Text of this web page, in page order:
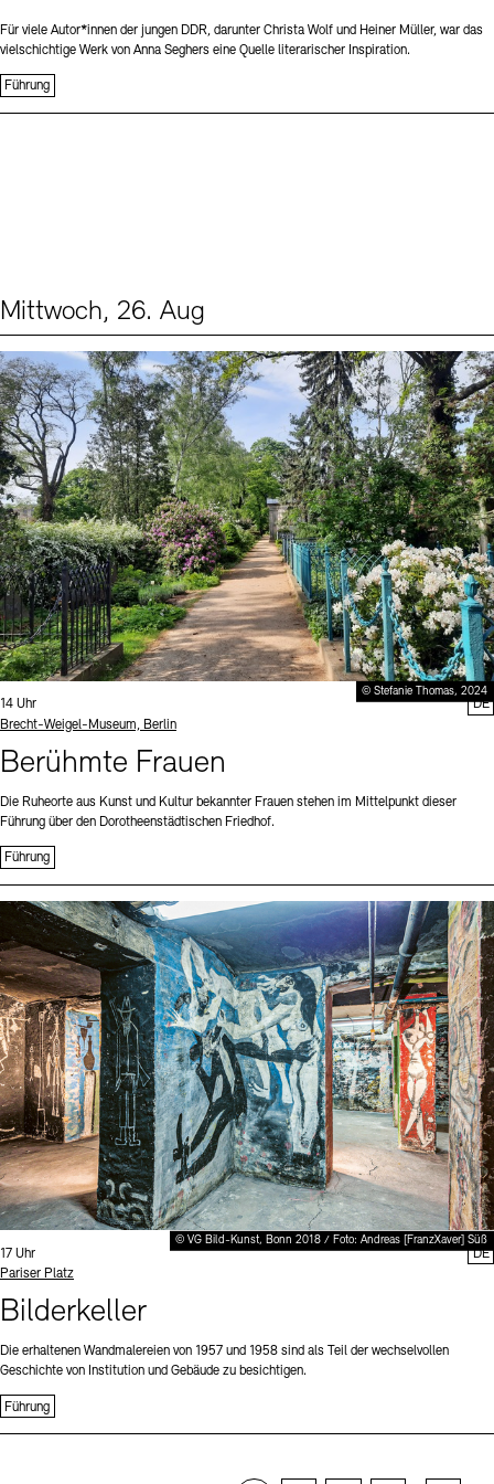
Für viele Autor*innen der jungen DDR, darunter Christa Wolf und Heiner Müller, war das
vielschichtige Werk von Anna Seghers eine Quelle literarischer Inspiration.
Führung
Mittwoch, 26. Aug
© Stefanie Thomas, 2024
Uhrzeit:
14 Uhr
Standort
Brecht-Weigel-Museum, Berlin
Berühmte Frauen
Die Ruheorte aus Kunst und Kultur bekannter Frauen stehen im Mittelpunkt dieser
Führung über den Dorotheenstädtischen Friedhof.
Führung
DE
© VG Bild-Kunst, Bonn 2018 / Foto: Andreas [FranzXaver] Süß
Uhrzeit:
17 Uhr
Standort
Pariser Platz
Bilderkeller
Die erhaltenen Wandmalereien von 1957 und 1958 sind als Teil der wechselvollen
Geschichte von Institution und Gebäude zu besichtigen.
Führung
DE